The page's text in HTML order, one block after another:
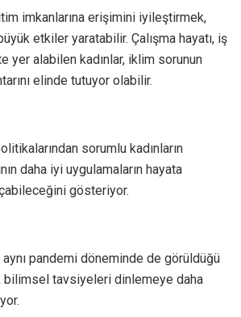
imkanlarına erişimini iyileştirmek,
etkiler yaratabilir. Çalışma hayatı, iş
yer alabilen kadınlar, iklim sorunun
elinde tutuyor olabilir.
sorumlu kadınların
daha iyi uygulamaların hayata
gösteriyor.
aynı pandemi döneminde de görüldüğü
bilimsel tavsiyeleri dinlemeye daha